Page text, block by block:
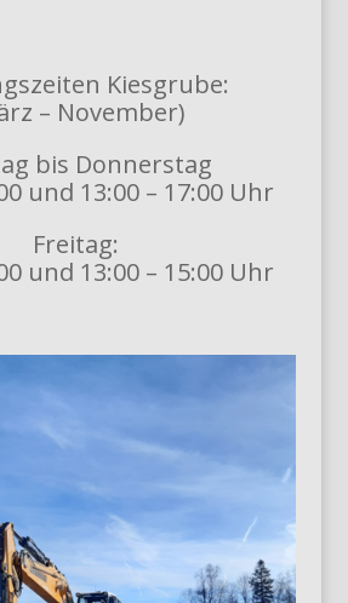
Kiesgrube:
– November)
bis Donnerstag
und 13:00 – 17:00 Uhr
Freitag:
und 13:00 – 15:00 Uhr